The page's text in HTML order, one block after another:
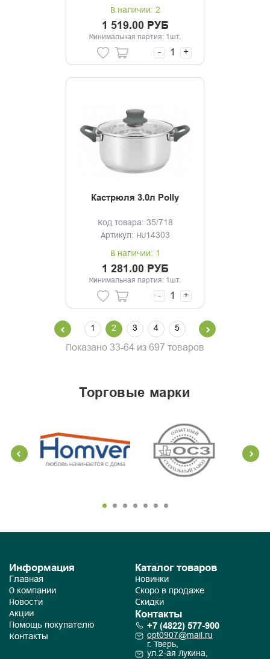
В наличии: 2
1 519.00 РУБ
Минимальная партия: 1шт.
- +
Кастрюля 3.0л Polly
Код товара: 35/718
Артикул: HU14303
В наличии: 1
1 281.00 РУБ
Минимальная партия: 1шт.
- +
1 2 3 4 5
Показано 33-64 из 697 товаров
торговые марки
Информация
Главная
О компании
Новости
Акции
Помощь покупателю
Контакты
Каталог товаров
Новинки
Скоро в продаже
Скидки
Контакты
+7 (4822) 577-900
opt0907@mail.ru
г. Тверь,
ул.2-ая Лукина,